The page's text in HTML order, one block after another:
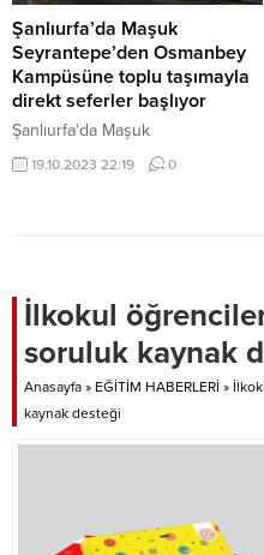
Şanlıurfa’da Maşuk
Seyrantepe’den Osmanbey
Kampüsüne toplu taşımayla
direkt seferler başlıyor
Şanlıurfa'da Maşuk
Seyrantepe'den Osmanbey
19.10.2023 22:19 0
İlkokul
soruluk kaynak
Anasayfa » EĞİTİM HABERLERİ »
kaynak desteği